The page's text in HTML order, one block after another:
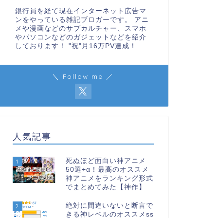
銀行員を経て現在インターネット広告マ
ンをやっている雑記ブロガーです。 アニ
メや漫画などのサブカルチャー、スマホ
やパソコンなどのガジェットなどを紹介
しております！ "祝"月16万PV達成！
＼ Follow me ／
人気記事
1
死ぬほど面白い神アニメ
50選+α！最高のオススメ
神アニメをランキング形式
でまとめてみた【神作】
2
絶対に間違いないと断言で
きる神レベルのオススメss